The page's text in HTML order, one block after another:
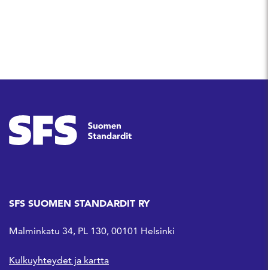
SFS SUOMEN STANDARDIT RY
Malminkatu 34, PL 130, 00101 Helsinki
Kulkuyhteydet ja kartta